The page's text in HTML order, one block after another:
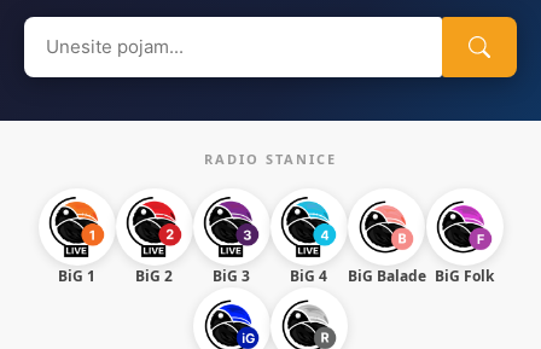
Search
for:
RADIO STANICE
BiG 1 BiG 2 BiG 3 BiG 4 BiG Balade BiG Folk